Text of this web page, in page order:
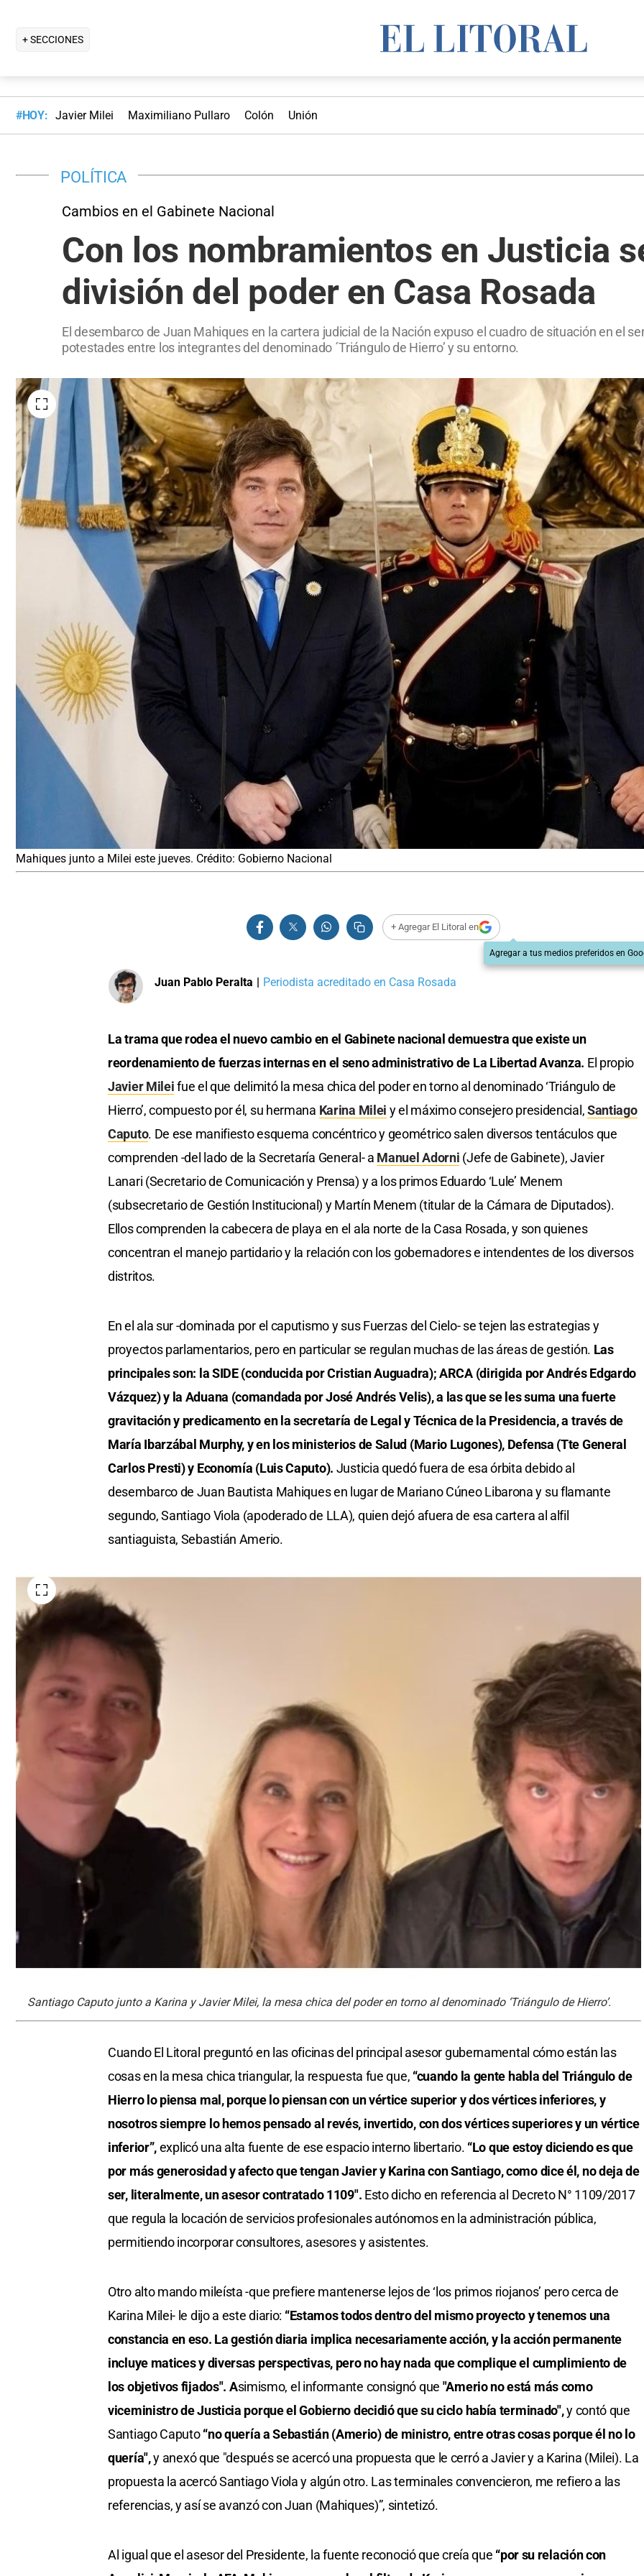
+ SECCIONES
#HOY: Javier Milei Maximiliano Pullaro Colón Unión
POLÍTICA
Cambios en el Gabinete Nacional
Con los nombramientos en Justicia
división del poder en Casa Rosada
El desembarco de Juan Mahiques en la cartera judicial de la Nación expuso el cuadro de situación en el
potestades entre los integrantes del denominado ´Triángulo de Hierro’ y su entorno.
Mahiques junto a Milei este jueves. Crédito: Gobierno Nacional
+ Agregar El Litoral en
Agregar a tus medios preferidos en
Juan Pablo Peralta | Periodista acreditado en Casa Rosada
La trama que rodea el nuevo cambio en el Gabinete nacional demuestra que existe un
reordenamiento de fuerzas internas en el seno administrativo de La Libertad Avanza. El propio
Javier Mileifue el que delimitó la mesa chica del poder en torno al denominado ‘Triángulo de
Hierro’, compuesto por él, su hermana Karina Milei y el máximo consejero presidencial,Santiago
Caputo. De ese manifiesto esquema concéntrico y geométrico salen diversos tentáculos que
comprenden -del lado de la Secretaría General- a Manuel Adorni (Jefe de Gabinete), Javier
Lanari (Secretario de Comunicación y Prensa) y a los primos Eduardo ‘Lule’ Menem
(subsecretario de Gestión Institucional) y Martín Menem (titular de la Cámara de Diputados).
Ellos comprenden la cabecera de playa en el ala norte de la Casa Rosada, y son quienes
concentran el manejo partidario y la relación con los gobernadores e intendentes de los diversos
distritos.
En el ala sur -dominada por el caputismo y sus Fuerzas del Cielo- se tejen las estrategias y
proyectos parlamentarios, pero en particular se regulan muchas de las áreas de gestión. Las
principales son: la SIDE (conducida por Cristian Auguadra); ARCA (dirigida por Andrés Edgardo
Vázquez) y la Aduana (comandada por José Andrés Velis), a las que se les suma una fuerte
gravitación y predicamento en la secretaría de Legal y Técnica de la Presidencia, a través de
María Ibarzábal Murphy, y en los ministerios de Salud (Mario Lugones), Defensa (Tte General
Carlos Presti) y Economía (Luis Caputo). Justicia quedó fuera de esa órbita debido al
desembarco de Juan Bautista Mahiques en lugar de Mariano Cúneo Libarona y su flamante
segundo, Santiago Viola (apoderado de LLA), quien dejó afuera de esa cartera al alfil
santiaguista, Sebastián Amerio.
Santiago Caputo junto a Karina y Javier Milei, la mesa chica del poder en torno al denominado ‘Triángulo de Hierro’.
Cuando El Litoral preguntó en las oficinas del principal asesor gubernamental cómo están las
cosas en la mesa chica triangular, la respuesta fue que, “cuando la gente habla del Triángulo de
Hierro lo piensa mal, porque lo piensan con un vértice superior y dos vértices inferiores, y
nosotros siempre lo hemos pensado al revés, invertido, con dos vértices superiores y un vértice
inferior”,explicó una alta fuente de ese espacio interno libertario. “Lo que estoy diciendo es que
por más generosidad y afecto que tengan Javier y Karina con Santiago, como dice él, no deja de
ser, literalmente, un asesor contratado 1109". Esto dicho en referencia al Decreto N° 1109/2017
que regula la locación de servicios profesionales autónomos en la administración pública,
permitiendo incorporar consultores, asesores y asistentes.
Otro alto mando mileísta -que prefiere mantenerse lejos de ‘los primos riojanos’ pero cerca de
Karina Milei- le dijo a este diario: “Estamos todos dentro del mismo proyecto y tenemos una
constancia en eso. La gestión diaria implica necesariamente acción, y la acción permanente
incluye matices y diversas perspectivas, pero no hay nada que complique el cumplimiento de
los objetivos fijados". Asimismo, el informante consignó que "Amerio no está más como
viceministro de Justicia porque el Gobierno decidió que su ciclo había terminado",y contó que
Santiago Caputo“no quería a Sebastián (Amerio) de ministro, entre otras cosas porque él no lo
quería",y anexó que "después se acercó una propuesta que le cerró a Javier y a Karina (Milei). La
propuesta la acercó Santiago Viola y algún otro. Las terminales convencieron, me refiero a las
referencias, y así se avanzó con Juan (Mahiques)”, sintetizó.
Al igual que el asesor del Presidente, la fuente reconoció que creía que “por su relación con